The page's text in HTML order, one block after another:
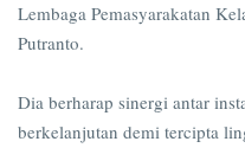
Lembaga Pemasyarakatan
Putranto.
Dia berharap sinergi antar
berkelanjutan demi tercipta